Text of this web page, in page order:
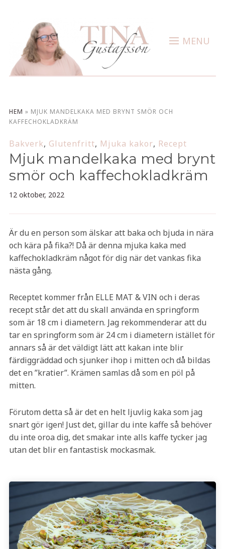
MENU
HEM » MJUK MANDELKAKA MED BRYNT SMÖR OCH
KAFFECHOKLADKRÄM
Bakverk, Glutenfritt, Mjuka kakor, Recept
Mjuk mandelkaka med brynt
smör och kaffechokladkräm
12 oktober, 2022
Är du en person som älskar att baka och bjuda in nära
och kära på fika?! Då är denna mjuka kaka med
kaffechokladkräm något för dig när det vankas fika
nästa gång.
Receptet kommer från ELLE MAT & VIN och i deras
recept står det att du skall använda en springform
som är 18 cm i diametern. Jag rekommenderar att du
tar en springform som är 24 cm i diametern istället för
annars så är det väldigt lätt att kakan inte blir
färdiggräddad och sjunker ihop i mitten och då bildas
det en ”kratier”. Krämen samlas då som en pöl på
mitten.
Förutom detta så är det en helt ljuvlig kaka som jag
snart gör igen! Just det, gillar du inte kaffe så behöver
du inte oroa dig, det smakar inte alls kaffe tycker jag
utan det blir en fantastisk mockasmak.